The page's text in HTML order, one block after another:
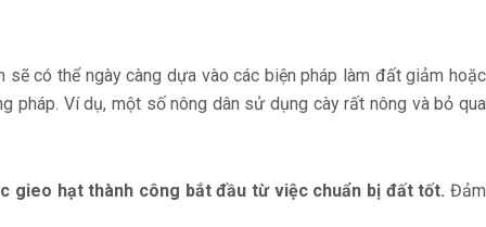
có thể ngày càng dựa vào các biện pháp làm đất giảm hoặc
pháp. Ví dụ, một số nông dân sử dụng cày rất nông và bỏ qua
gieo hạt thành công bắt đầu từ việc chuẩn bị đất tốt.Đảm